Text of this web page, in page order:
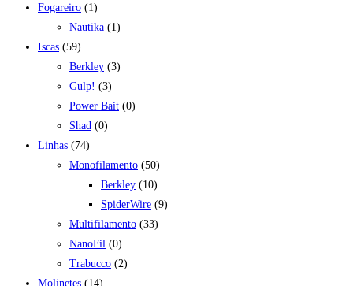
Fogareiro (1)
Nautika (1)
Iscas (59)
Berkley (3)
Gulp! (3)
Power Bait (0)
Shad (0)
Linhas (74)
Monofilamento (50)
Berkley (10)
SpiderWire (9)
Multifilamento (33)
NanoFil (0)
Trabucco (2)
Molinetes (14)